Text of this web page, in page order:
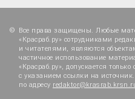
Все права защищены. Любые
«Красраб.ру» сотрудниками
и читателями, являются
частичное использование
«Красраб.ру», допускается
с указанием ссылки на
по адресу